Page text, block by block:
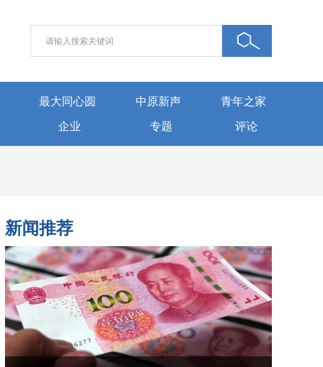
最大同心圆 中原新声 青年之家
企业 专题 评论
新闻推荐